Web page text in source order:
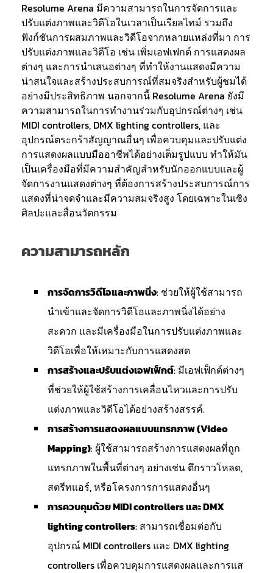
Resolume Arena มีความสามารถในการจัดการและ
ปรับแต่งภาพและวิดีโอในเวลาเป็นเรียลไทม์ รวมถึง
ฟังก์ชันการผสมภาพและวิดีโอจากหลายแหล่งที่มา การ
ปรับแต่งภาพและวิดีโอ เช่น เพิ่มเอฟเฟกต์ การแสดงผล
ต่างๆ และการนำเสนอต่างๆ ที่ทำให้งานแสดงมีความ
น่าสนใจและสร้างประสบการณ์ที่สมจริงสำหรับผู้ชมได้
อย่างมีประสิทธิภาพ นอกจากนี้ Resolume Arena ยังมี
ความสามารถในการทำงานร่วมกับอุปกรณ์ต่างๆ เช่น
MIDI controllers, DMX lighting controllers, และ
อุปกรณ์ตระกร้าสัญญาณอื่นๆ เพื่อควบคุมและปรับแต่ง
การแสดงผลแบบมืออาชีพได้อย่างเต็มรูปแบบ ทำให้มัน
เป็นเครื่องมือที่มีความสำคัญสำหรับนักออกแบบและผู้
จัดการงานแสดงต่างๆ ที่ต้องการสร้างประสบการณ์การ
แสดงที่น่าจดจำและมีความสมจริงสูง โดยเฉพาะในเชิง
ศิลปะและสื่อนวัตกรรม
ความสามารถหลัก
การจัดการวิดีโอและภาพนิ่ง: ช่วยให้ผู้ใช้สามารถ
นำเข้าและจัดการวิดีโอและภาพนิ่งได้อย่าง
สะดวก และมีเครื่องมือในการปรับแต่งภาพและ
วิดีโอเพื่อให้เหมาะกับการแสดงสด
การสร้างและปรับแต่งเอฟเฟ็กต์: มีเอฟเฟ็กต์ต่างๆ
ที่ช่วยให้ผู้ใช้สร้างการเคลื่อนไหวและการปรับ
แต่งภาพและวิดีโอได้อย่างสร้างสรรค์.
การสร้างการแสดงผลแบบแทรกภาพ (Video
Mapping): ผู้ใช้สามารถสร้างการแสดงผลที่ถูก
แทรกภาพในพื้นที่ต่างๆ อย่างเช่น ตึกราวโหลด,
สตรีทแอร์, หรือโครงการการแสดงอื่นๆ
การควบคุมด้วย MIDI controllers และ DMX
lighting controllers: สามารถเชื่อมต่อกับ
อุปกรณ์ MIDI controllers และ DMX lighting
controllers เพื่อควบคุมการแสดงผลและการแส